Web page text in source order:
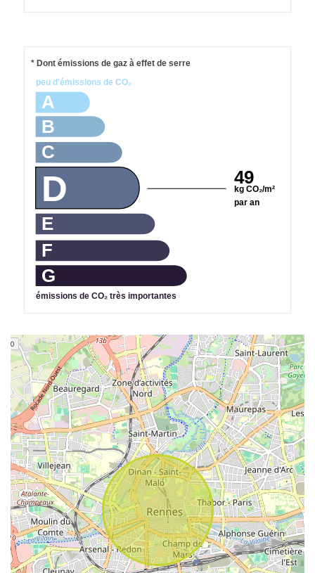
49
kg CO₂/m²
par an
A
B
C
D
E
F
G
émissions de CO₂ très importantes
peu d'émissions de CO₂
* Dont émissions de gaz à effet de serre